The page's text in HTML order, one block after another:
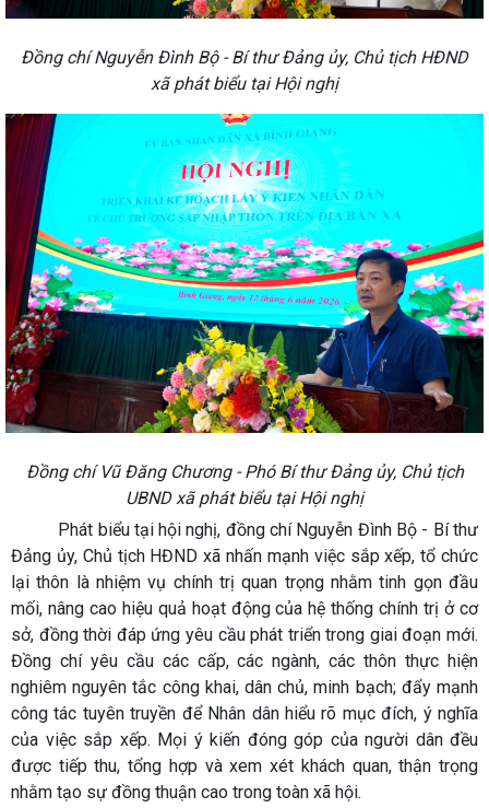
Đồng chí Nguyễn Đình Bộ - Bí thư Đảng ủy, Chủ tịch HĐND
xã phát biểu tại Hội nghị
Đồng chí Vũ Đăng Chương - Phó Bí thư Đảng ủy, Chủ tịch
UBND xã phát biểu tại Hội nghị
Phát biểu tại hội nghị, đồng chí Nguyễn Đình Bộ - Bí thư
Đảng ủy, Chủ tịch HĐND xã nhấn mạnh việc sắp xếp, tổ chức
lại thôn là nhiệm vụ chính trị quan trọng nhằm tinh gọn đầu
mối, nâng cao hiệu quả hoạt động của hệ thống chính trị ở cơ
sở, đồng thời đáp ứng yêu cầu phát triển trong giai đoạn mới.
Đồng chí yêu cầu các cấp, các ngành, các thôn thực hiện
nghiêm nguyên tắc công khai, dân chủ, minh bạch; đẩy mạnh
công tác tuyên truyền để Nhân dân hiểu rõ mục đích, ý nghĩa
của việc sắp xếp. Mọi ý kiến đóng góp của người dân đều
được tiếp thu, tổng hợp và xem xét khách quan, thận trọng
nhằm tạo sự đồng thuận cao trong toàn xã hội.